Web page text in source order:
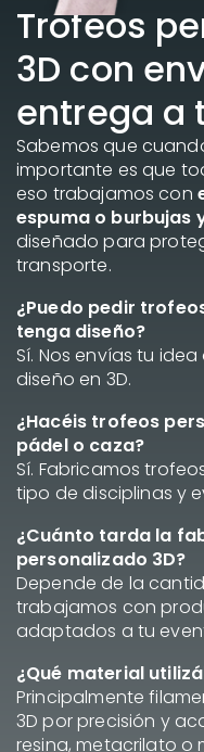
Trofeos
3D con
entrega a
Sabemos que
importante es que
eso trabajamos con
espuma o burbujas
diseñado para
transporte.
¿Puedo pedir
tenga diseño?
Sí. Nos envías tu
diseño en 3D.
¿Hacéis trofeos
pádel o caza?
Sí. Fabricamos
tipo de disciplinas y
¿Cuánto tarda la
personalizado 3D?
Depende de la
trabajamos con
adaptados a tu
¿Qué material
Principalmente
3D por precisión y
resina, metacrilato o